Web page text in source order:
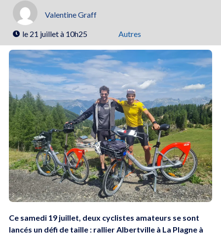
Valentine Graff
le 21 juillet à 10h25 Autres
Ce samedi 19 juillet, deux cyclistes amateurs se sont
lancés un défi de taille : rallier Albertville à La Plagne à